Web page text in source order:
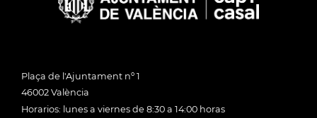
Plaça de l'Ajuntament nº 1
46002 València
Horarios: lunes a viernes de 8:30 a 14:00 horas